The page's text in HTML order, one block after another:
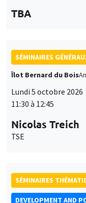
TBA
SÉMINAIRES
Îlot Bernard du Bois
Lundi 5 octobre 2026
11:30 à 12:45
Nicolas Treich
TSE
SÉMINAIRES
DEVELOPMENT AND